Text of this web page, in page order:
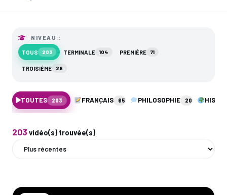
NIVEAU :
TOUS 203 TERMINALE 104 PREMIÈRE 71
TROISIÈME 28
TOUTES 203 FRANÇAIS 65 PHILOSOPHIE 20
203 vidéo(s) trouvée(s)